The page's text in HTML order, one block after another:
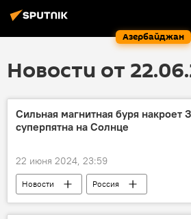
Азербайджан
Новости от
Сильная магнитная буря накроет
суперпятна на Солнце
22 июня 2024, 23:59
Новости
Россия